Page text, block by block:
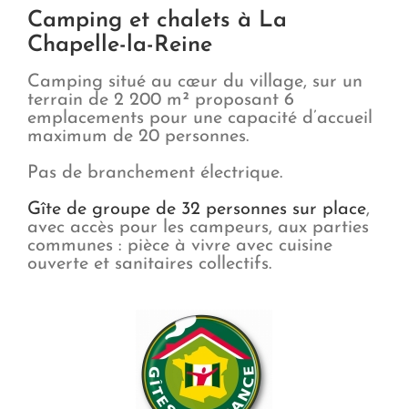
Camping et chalets à La
Chapelle-la-Reine
Camping situé au cœur du village, sur un
terrain de 2 200 m² proposant 6
emplacements pour une capacité d’accueil
maximum de 20 personnes.
Pas de branchement électrique.
Gîte de groupe de 32 personnes sur place,
avec accès pour les campeurs, aux parties
communes : pièce à vivre avec cuisine
ouverte et sanitaires collectifs.